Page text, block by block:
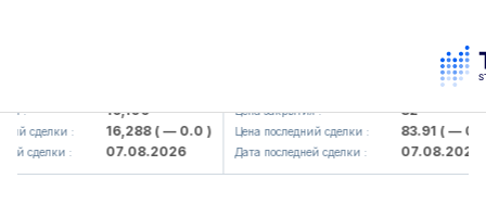
: 16,100
сделки : 16,288( — 0.0 )
сделки : 07.08.2026
KFSK (<Kafolat sug'urta
Цена закрытия : 82
Цена последний сделки : 83.91( — 0.0 )
Дата последней сделки : 07.08.2026